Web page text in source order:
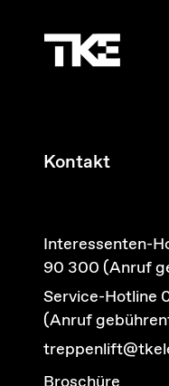
Kontakt
Interessenten-
90 300 (Anruf
Service-Hotline
(Anruf